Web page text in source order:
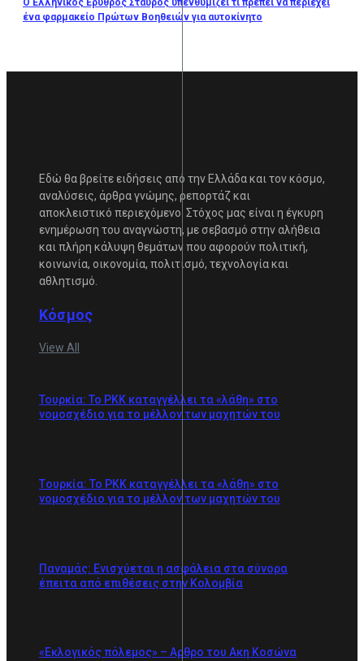
Ο Ελληνικός Ερυθρός Σταυρός υπενθυμίζει τι πρέπει να περιέχει
ένα φαρμακείο Πρώτων Βοηθειών για αυτοκίνητο
Εδώ θα βρείτε ειδήσεις από την Ελλάδα και τον κόσμο,
αναλύσεις, άρθρα γνώμης, ρεπορτάζ και
αποκλειστικό περιεχόμενο. Στόχος μας είναι η έγκυρη
ενημέρωση του αναγνώστη, με σεβασμό στην αλήθεια
και πλήρη κάλυψη θεμάτων που αφορούν πολιτική,
κοινωνία, οικονομία, πολιτισμό, τεχνολογία και
αθλητισμό.
Κόσμος
View All
Τουρκία: Το PKK καταγγέλλει τα «λάθη» στο
νομοσχέδιο για το μέλλον των μαχητών του
Tουρκία: Το PKK καταγγέλλει τα «λάθη» στο
νομοσχέδιο για το μέλλον των μαχητών του
Παναμάς: Ενισχύεται η ασφάλεια στα σύνορα
έπειτα από επιθέσεις στην Κολομβία
«Εκλογικός πόλεμος» – Αρθρο του Ακη Κοσώνα